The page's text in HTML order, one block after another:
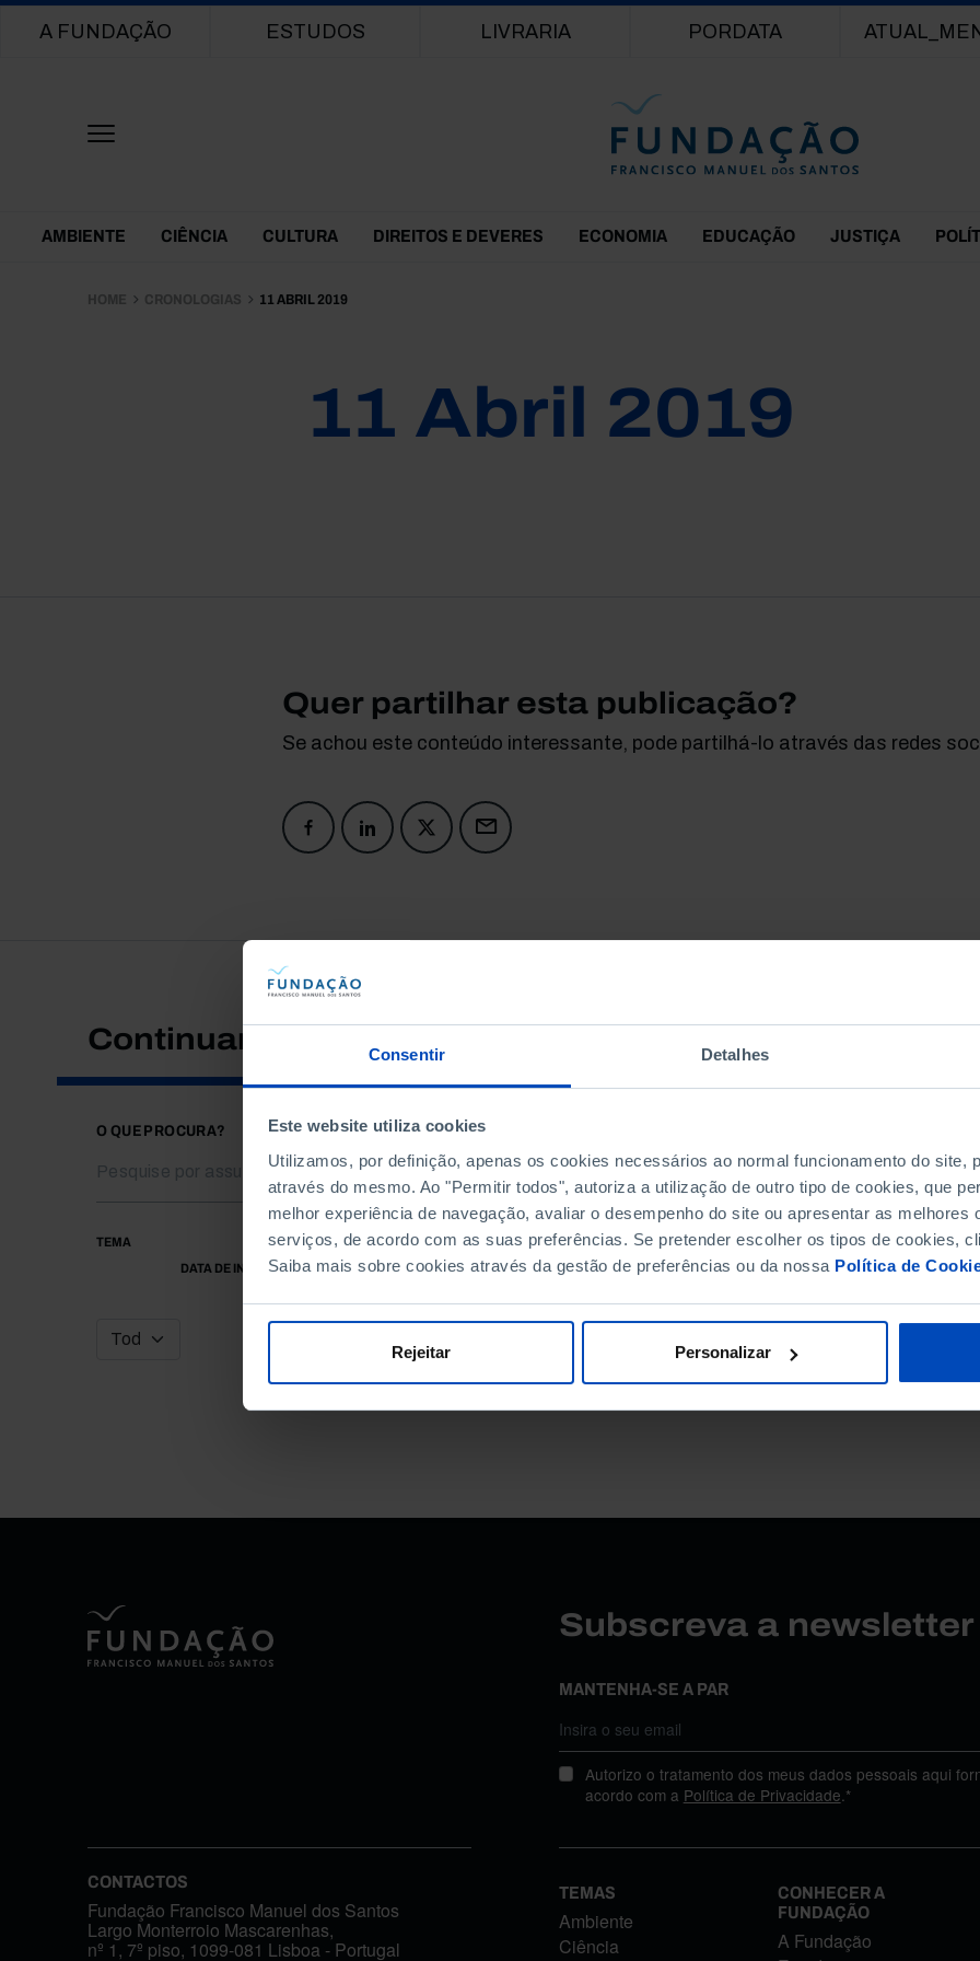
Consentir Detalhes
Este website utiliza cookies
Utilizamos, por definição, apenas os cookies necessários ao normal funcionamento do site,
através do mesmo. Ao "Permitir todos", autoriza a utilização de outro tipo de cookies, que
melhor experiência de navegação, avaliar o desempenho do site ou apresentar as melhores
serviços, de acordo com as suas preferências. Se pretender escolher os tipos de cookies,
Saiba mais sobre cookies através da gestão de preferências ou da nossa Política de
Rejeitar Personalizar
Main navigation
A FUNDAÇÃO ESTUDOS LIVRARIA PORDATA
Themes Menu
AMBIENTE CIÊNCIA CULTURA DIREITOS E DEVERES ECONOMIA EDUCAÇÃO JUSTIÇA
HOME CRONOLOGIAS 11 ABRIL 2019
11 Abril 2019
Quer partilhar esta publicação?
Se achou este conteúdo interessante, pode partilhá-lo através das redes
Continuar a pesquisar
O QUE PROCURA?
TEMA
DATA DE INÍCIO
DATA DE FIM
Subscreva a
MANTENHA-SE A PAR
Autorizo o tratamento dos meus dados pessoais aqui
acordo com a Política de Privacidade.*
CONTACTOS
Fundação Francisco Manuel dos Santos
Largo Monterroio Mascarenhas,
nº 1, 7º piso, 1099-081 Lisboa - Portugal
TEMAS
Ambiente
Ciência
CONHECER A
FUNDAÇÃO
A Fundação